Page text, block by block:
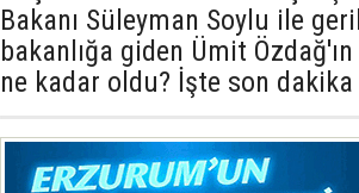
Bakanı Süleyman Soylu ile
bakanlığa giden Ümit
ne kadar oldu? İşte son